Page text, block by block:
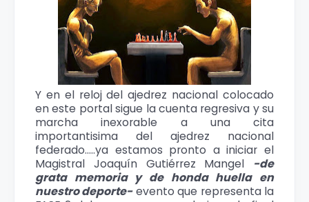
Y en el reloj del ajedrez nacional colocado
en este portal sigue la cuenta regresiva y su
marcha inexorable a una cita
importantisima del ajedrez nacional
federado.....ya estamos pronto a iniciar el
Magistral Joaquín Gutiérrez Mangel -de
grata memoria y de honda huella en
nuestro deporte-evento que representa la